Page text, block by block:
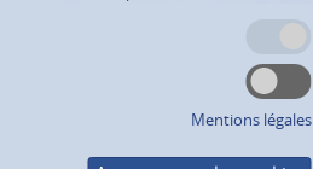
Mentions légales